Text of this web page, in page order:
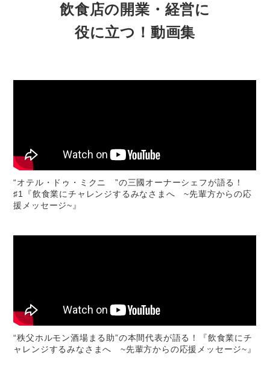
飲食店の開業・経営に
役に立つ！動画集
“オテル・ドゥ・ミクニ ”の三國オーナーシェフが語る！
♯1『飲食業にチャレンジするみなさまへ ~先輩方からの応
援メッセージ~』
“秩父ホルモン酒場まる助”の本間代表が語る！『飲食業にチ
ャレンジするみなさまへ ~先輩方からの応援メッセージ~』